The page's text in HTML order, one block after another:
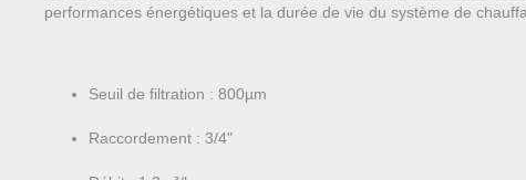
performances énergétiques et la durée de vie du système de
Seuil de filtration : 800µm
Raccordement : 3/4"